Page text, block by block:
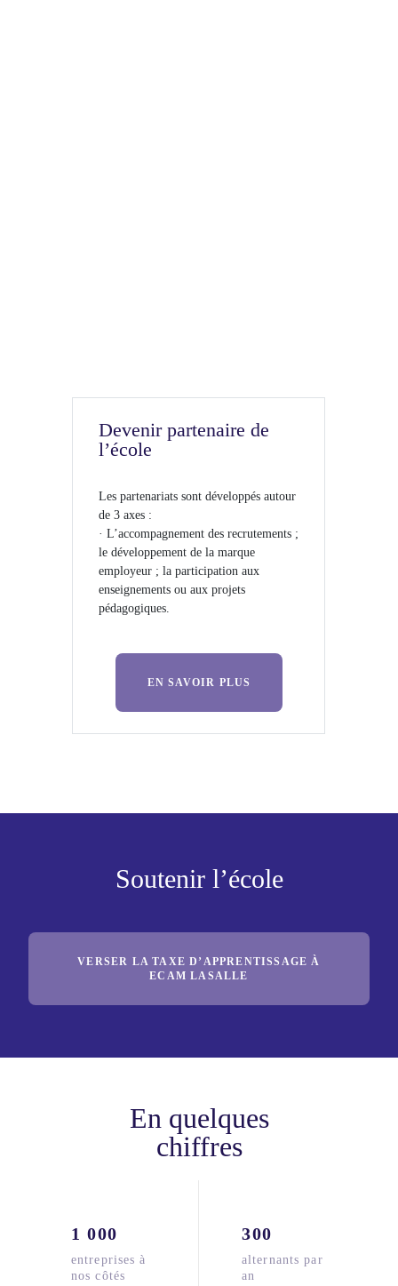
Devenir partenaire de
l’école
Les partenariats sont développés autour
de 3 axes :
· L’accompagnement des recrutements ;
le développement de la marque
employeur ; la participation aux
enseignements ou aux projets
pédagogiques.
EN SAVOIR PLUS
Soutenir l’école
VERSER LA TAXE D’APPRENTISSAGE À
ECAM LASALLE
En quelques
chiffres
1 000
entreprises à
nos côtés
300
alternants par
an